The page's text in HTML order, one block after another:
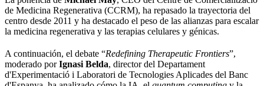
de Medicina Regenerativa (CCRM), ha repasado la trayectoria del
centro desde 2011 y ha destacado el peso de las alianzas para escalar
la medicina regenerativa y las terapias celulares y génicas.
A continuación, el debate “Redefining Therapeutic Frontiers”,
moderado porIgnasi Belda, director del Departament
d'Experimentació i Laboratori de Tecnologies Aplicades del Banc